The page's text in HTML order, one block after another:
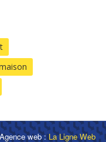
web :La Ligne Web